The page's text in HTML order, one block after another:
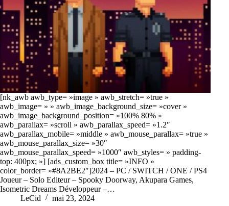
[nk_awb awb_type= »image » awb_stretch= »true »
awb_image= » » awb_image_background_size= »cover »
awb_image_background_position= »100% 80% »
awb_parallax= »scroll » awb_parallax_speed= »1.2″
awb_parallax_mobile= »middle » awb_mouse_parallax= »true »
awb_mouse_parallax_size= »30″
awb_mouse_parallax_speed= »1000″ awb_styles= » padding-
top: 400px; »] [ads_custom_box title= »INFO »
color_border= »#8A2BE2″]2024 – PC / SWITCH / ONE / PS4
Joueur – Solo Editeur – Spooky Doorway, Akupara Games,
Isometric Dreams Développeur –…
LeCid
mai 23, 2024